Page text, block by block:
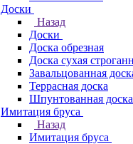
Доски
Назад
Доски
Доска обрезная
Доска сухая
Завальцованная
Террасная доска
Шпунтованная
Имитация бруса
Назад
Имитация бруса